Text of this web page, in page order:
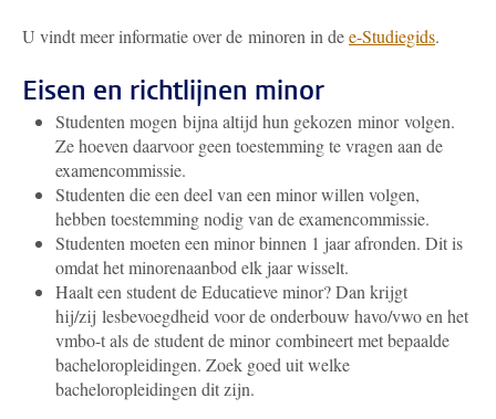
U vindt meer informatie over de minoren in dee-Studiegids.
Eisen en richtlijnen minor
Studenten mogen bijna altijd hun gekozen minor volgen.
Ze hoeven daarvoor geen toestemming te vragen aan de
examencommissie.
Studenten die een deel van een minor willen volgen,
hebben toestemming nodig van de examencommissie.
Studenten moeten een minor binnen 1 jaar afronden. Dit is
omdat het minorenaanbod elk jaar wisselt.
Haalt een student de Educatieve minor? Dan krijgt
hij/zij lesbevoegdheid voor de onderbouw havo/vwo en het
vmbo-t als de student de minor combineert met bepaalde
bacheloropleidingen. Zoek goed uit welke
bacheloropleidingen dit zijn.